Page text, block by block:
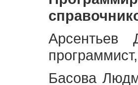
Арсентьев
Басова